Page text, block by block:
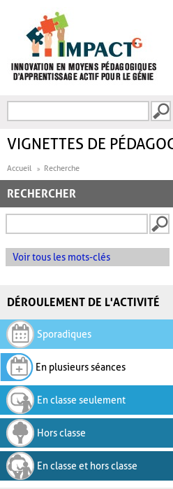
FORMULAIRE DE
VIGNETTES DE
Accueil Recherche
RECHERCHER
Voir tous les mots-clés
DÉROULEMENT DE L'ACTIVITÉ
Sporadiques
En plusieurs séances
En classe seulement
Hors classe
En classe et hors classe